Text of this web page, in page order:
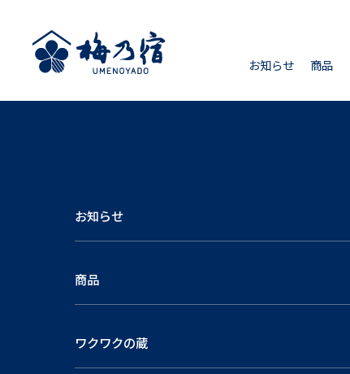
お知らせ 商品
お知らせ
商品
ワクワクの蔵